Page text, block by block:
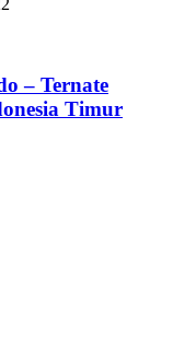
– Ternate
Timur